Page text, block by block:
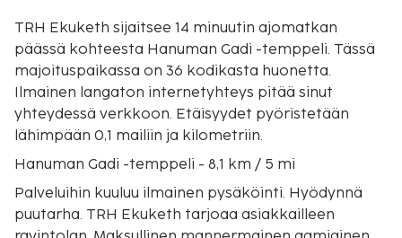
TRH Ekuketh sijaitsee 14 minuutin ajomatkan
päässä kohteesta Hanuman Gadi -temppeli. Tässä
majoituspaikassa on 36 kodikasta huonetta.
Ilmainen langaton internetyhteys pitää sinut
yhteydessä verkkoon. Etäisyydet pyöristetään
lähimpään 0,1 mailiin ja kilometriin.
Hanuman Gadi -temppeli - 8,1 km / 5 mi
Palveluihin kuuluu ilmainen pysäköinti. Hyödynnä
puutarha. TRH Ekuketh tarjoaa asiakkailleen